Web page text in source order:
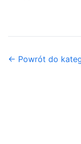
← Powrót do